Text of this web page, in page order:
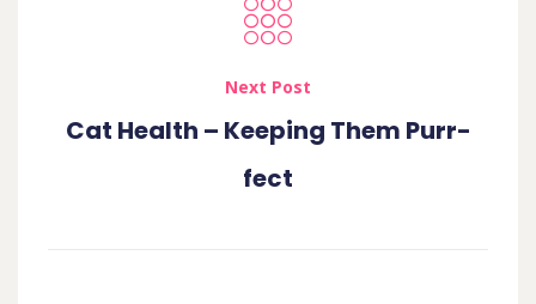
Next Post
Cat Health – Keeping Them Purr-
fect